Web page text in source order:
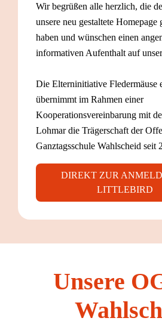
Wir begrüßen alle herzlich, die
unsere neu gestaltete Homepage
haben und wünschen einen
informativen Aufenthalt auf
Die Elterninitiative Fledermäuse
übernimmt im Rahmen einer
Kooperationsvereinbarung mit
Lohmar die Trägerschaft der
Ganztagsschule Wahlscheid seit
DIREKT ZUR
LITTLEBIRD
Unsere